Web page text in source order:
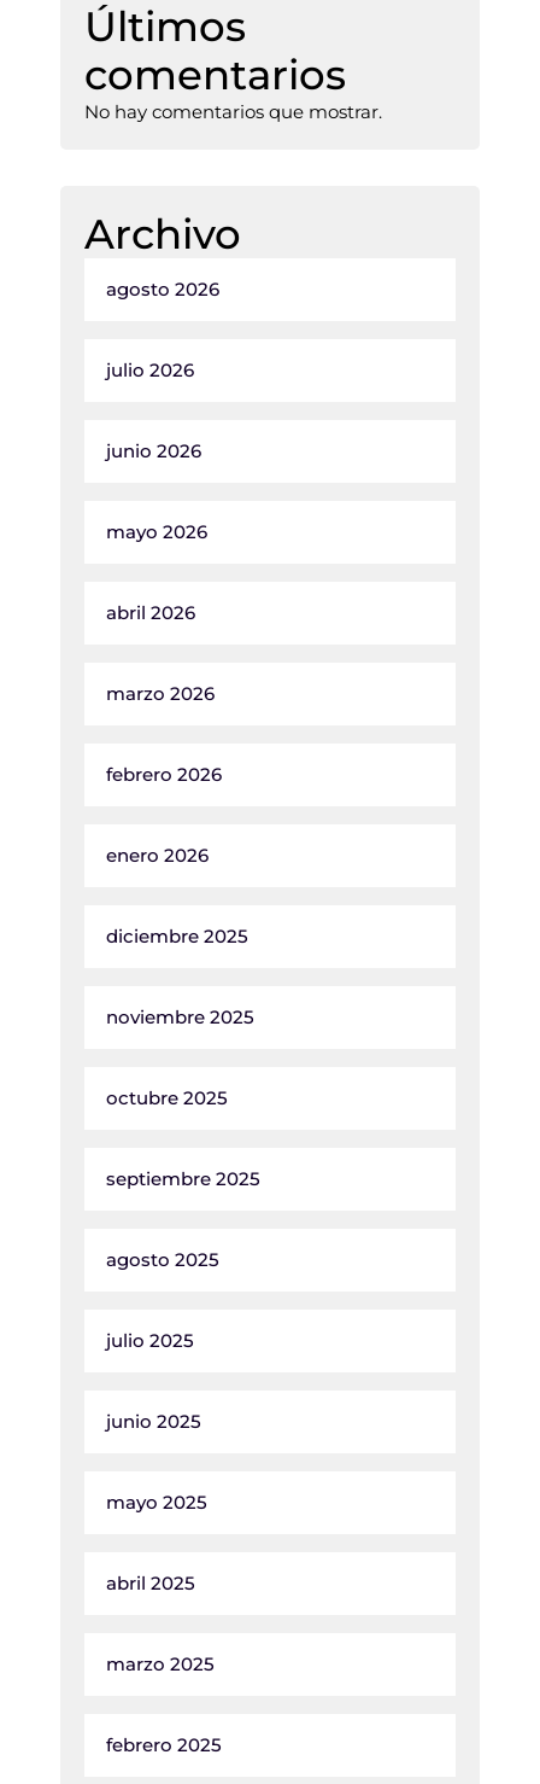
Últimos
comentarios
No hay comentarios que mostrar.
Archivo
agosto 2026
julio 2026
junio 2026
mayo 2026
abril 2026
marzo 2026
febrero 2026
enero 2026
diciembre 2025
noviembre 2025
octubre 2025
septiembre 2025
agosto 2025
julio 2025
junio 2025
mayo 2025
abril 2025
marzo 2025
febrero 2025